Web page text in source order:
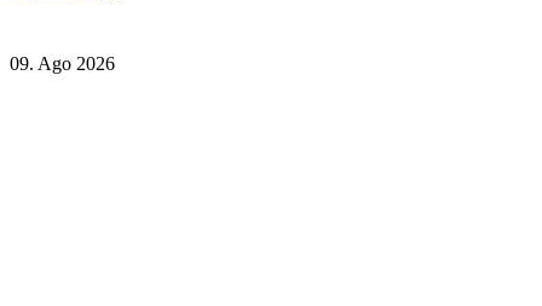
09. Ago 2026